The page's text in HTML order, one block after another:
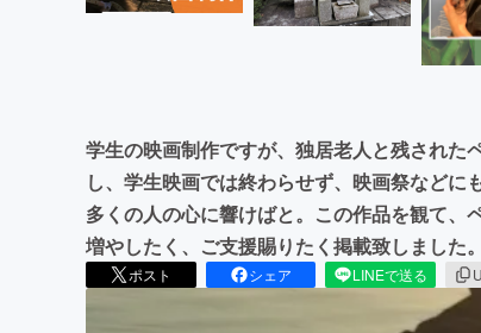
学生の映画制作ですが、独居老人と残された
し、学生映画では終わらせず、映画祭など
多くの人の心に響けばと。この作品を観て、
増やしたく、ご支援賜りたく掲載致しました。
ポスト シェア LINEで送る